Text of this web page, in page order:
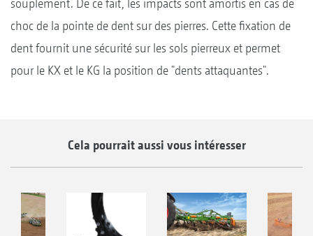
choc de la pointe de dent sur des pierres. Cette fixation de
dent fournit une sécurité sur les sols pierreux et permet
pour le KX et le KG la position de "dents attaquantes".
Cela pourrait aussi vous intéresser